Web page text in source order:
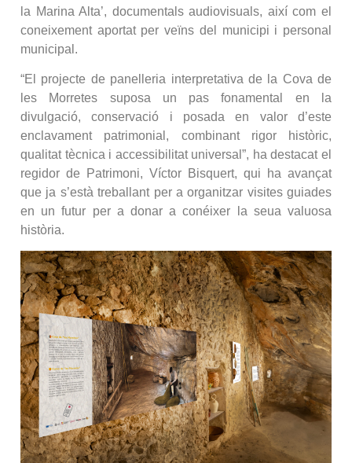
la Marina Alta’, documentals audiovisuals, així com el
coneixement aportat per veïns del municipi i personal
municipal.
“El projecte de panelleria interpretativa de la Cova de
les Morretes suposa un pas fonamental en la
divulgació, conservació i posada en valor d’este
enclavament patrimonial, combinant rigor històric,
qualitat tècnica i accessibilitat universal”, ha destacat el
regidor de Patrimoni, Víctor Bisquert, qui ha avançat
que ja s’està treballant per a organitzar visites guiades
en un futur per a donar a conéixer la seua valuosa
història.